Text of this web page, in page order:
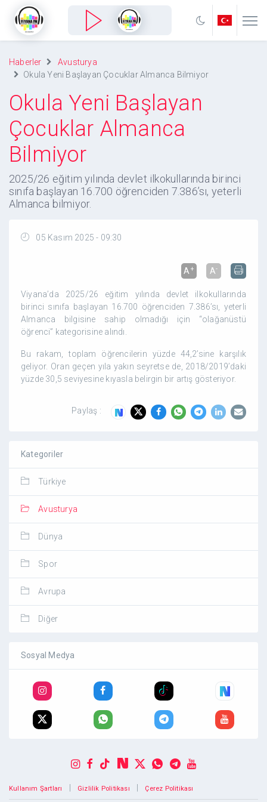
Haberler
Avusturya
Okula Yeni Başlayan Çocuklar Almanca Bilmiyor
Okula Yeni Başlayan
Çocuklar Almanca
Bilmiyor
2025/26 eğitim yılında devlet ilkokullarında birinci
sınıfa başlayan 16.700 öğrenciden 7.386’sı, yeterli
Almanca bilmiyor.
05 Kasım 2025 - 09:30
A+ A-
Viyana’da 2025/26 eğitim yılında devlet ilkokullarında
birinci sınıfa başlayan 16.700 öğrenciden 7.386’sı, yeterli
Almanca bilgisine sahip olmadığı için “olağanüstü
öğrenci” kategorisine alındı.
Bu rakam, toplam öğrencilerin yüzde 44,2’sine karşılık
geliyor. Oran geçen yıla yakın seyretse de, 2018/2019’daki
yüzde 30,5 seviyesine kıyasla belirgin bir artış gösteriyor.
Paylaş :
Kategoriler
Türkiye
Avusturya
Dünya
Spor
Avrupa
Diğer
Sosyal Medya
Kullanım Şartları Gizlilik Politikası Çerez Politikası